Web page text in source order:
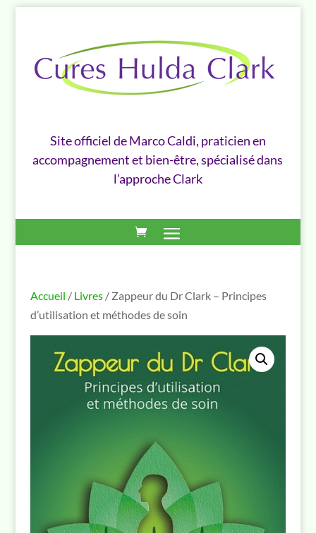
Site officiel de Marco Caldi, praticien en
accompagnement et bien-être, spécialisé dans
l’approche Clark
Accueil / Livres/ Zappeur du Dr Clark – Principes
d’utilisation et méthodes de soin